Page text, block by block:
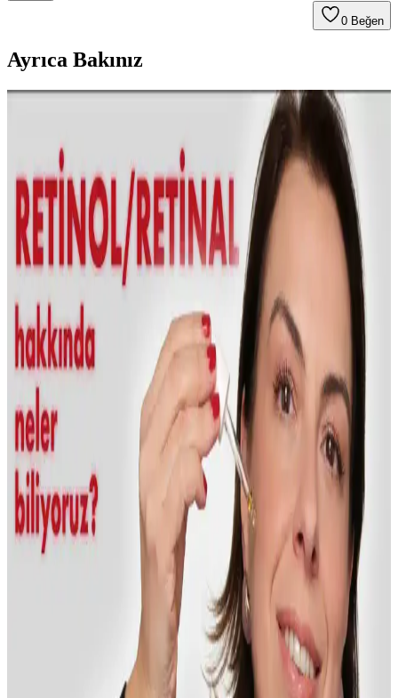
0 Beğen
Ayrıca Bakınız
Sheland Dermastamp 140 Titanyum İğneli ve 30 ml
Collagen Serum ile Cilt Bakımında Yenilikçi Çözüm
Sheland Dermastamp 140 titanyum iğneli ve 30 ml kolajen serumu,
ayarlanabilir iğne uzunluğu ve yüksek kalite özellikleriyle cilt
bakımında etkili ve pratik çözümler sunar.
NEDOX Varilx Önleyici Roll-on: Varis ve Kılcal
Damar Sorunlarına Çözüm Sunan Doğal Kozmetik
Ürün
NEDOX Varilx Roll-on, doğal içerikleriyle varis ve damar
sorunlarını hafifletir, kullanımı kolay, ferahlatıcı ve güvenilir bir
damar bakım ürünüdür.
İLTERUS Tırtıklı Yeşim Face Roller ve Pembe
Kuvars Kalp Gua Sha Masaj Seti Özellikleri ve
Faydaları
İLTERUS'un doğal taşlardan oluşan yüz masaj seti, yüz
şekillendirme, rahatlatma ve enerji dengeleme sağlar. Yeşim ve
pembe kuvars taşlarıyla cilt sağlığını destekler, estetik ve fonksiyonel
tasarımıyla dikkat çeker.
WOU World of Unique 2'li Ton Eşitleyici ve
Aydınlatıcı Güneş Kremi İncelemesi ve Özellikleri
WOU World of Unique 2'li güneş kremi, SPF 50+ koruma, ton
eşitleme ve aydınlatıcı etkileriyle cilt sağlığını destekler, suya
dayanıklıdır ve doğal görünüm sağlar.
Sabah Nemlendirmede Günlük Sheet Mask ve Toner
Katmanlama Yöntemlerinin Karşılaştırması